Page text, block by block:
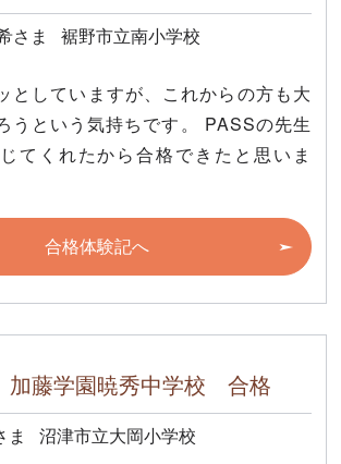
さま 裾野市立南小学校
としていますが、これからの方も大
うという気持ちです。 PASSの先生
てくれたから合格できたと思いま
合格体験記へ
加藤学園暁秀中学校 合格
ま 沼津市立大岡小学校